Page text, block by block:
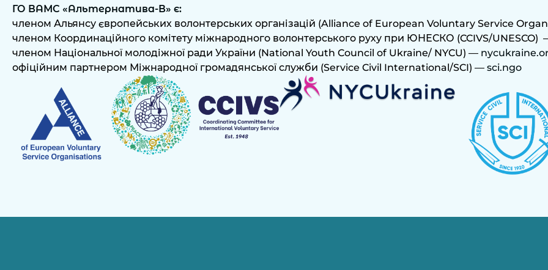
ГО ВАМС «Альтернатива-В» є:
членом Альянсу європейських волонтерських організацій (Alliance of European Voluntary Service
членом Координаційного комітету міжнародного волонтерського руху при ЮНЕСКО (CCIVS/
членом Національної молодіжної ради України (National Youth Council of Ukraine/ NYCU) —
офіційним партнером Міжнародної громадянської служби (Service Civil International/SCI) — sci.ngo